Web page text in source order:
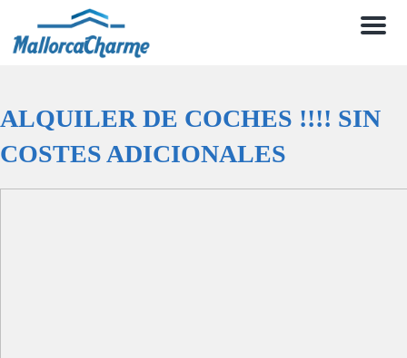
Menu
ALQUILER DE COCHES !!!! SIN
COSTES ADICIONALES